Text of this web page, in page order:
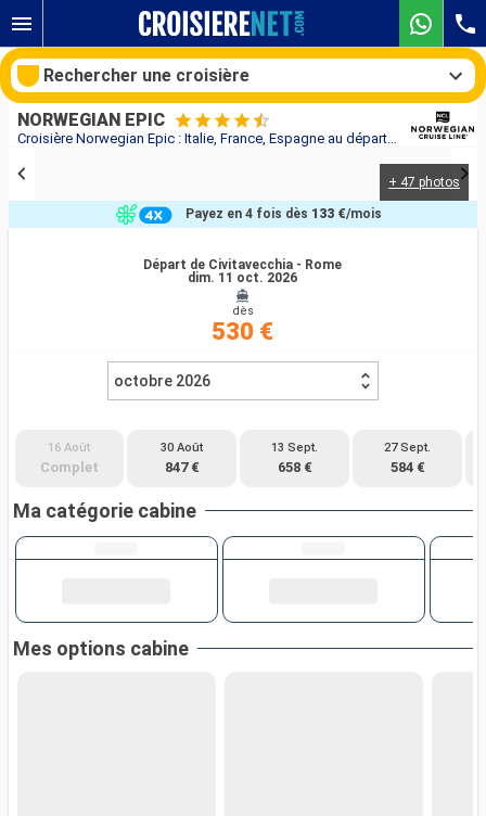
Croisière Norwegian Epic : Italie, France, Espagne au départ de Civitavecchia - Rome
NORWEGIAN EPIC
+ 47 photos
Départ de Civitavecchia - Rome
dim. 11 oct. 2026
dès
530 €
Payez en 4 fois dès 133 €/mois
octobre 2026
16 Août
Complet
30 Août
847 €
13 Sept.
658 €
27 Sept.
584 €
Ma catégorie cabine
Mes options cabine
Rechercher une croisière
Rechercher